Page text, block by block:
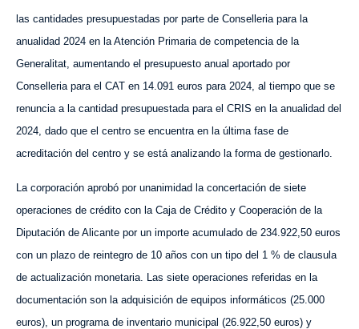
las cantidades presupuestadas por parte de Conselleria para la
anualidad 2024 en la Atención Primaria de competencia de la
Generalitat, aumentando el presupuesto anual aportado por
Conselleria para el CAT en 14.091 euros para 2024, al tiempo que se
renuncia a la cantidad presupuestada para el CRIS en la anualidad del
2024, dado que el centro se encuentra en la última fase de
acreditación del centro y se está analizando la forma de gestionarlo.
La corporación aprobó por unanimidad la concertación de siete
operaciones de crédito con la Caja de Crédito y Cooperación de la
Diputación de Alicante por un importe acumulado de 234.922,50 euros
con un plazo de reintegro de 10 años con un tipo del 1 % de clausula
de actualización monetaria. Las siete operaciones referidas en la
documentación son la adquisición de equipos informáticos (25.000
euros), un programa de inventario municipal (26.922,50 euros) y